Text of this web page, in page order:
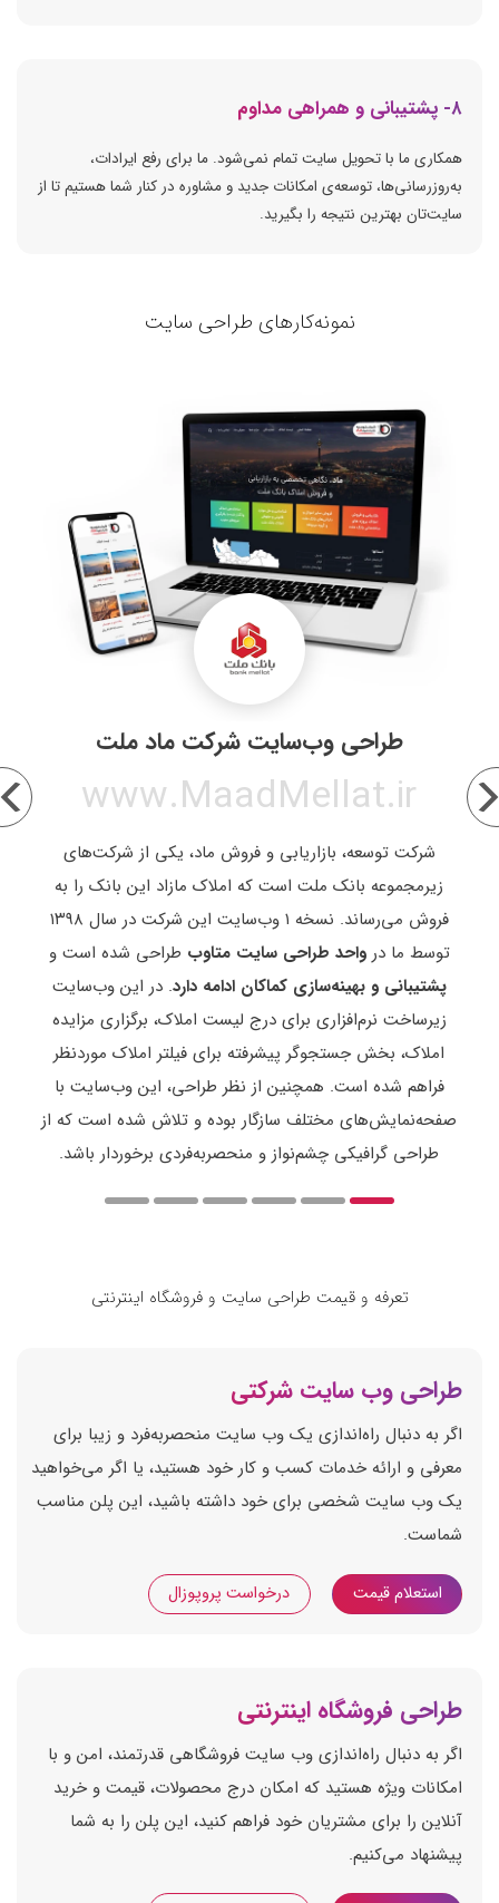
۸- پشتیبانی و همراهی مداوم
همکاری ما با تحویل سایت تمام نمی‌شود. ما برای رفع ایرادات،
به‌روزرسانی‌ها، توسعه‌ی امکانات جدید و مشاوره در کنار شما هستیم تا از
سایت‌تان بهترین نتیجه را بگیرید.
نمونه‌کارهای طراحی سایت
طراحی وب‌سایت شرکت ماد ملت
www.MaadMellat.ir
شرکت توسعه، بازاریابی و فروش ماد، یکی از شرکت‌های
زیرمجموعه بانک ملت است که املاک مازاد این بانک را به
فروش می‌رساند. نسخه ۱ وب‌سایت این شرکت در سال ۱۳۹۸
توسط ما درواحد طراحی سایت متاوب طراحی شده است و
پشتیبانی و بهینه‌سازی کماکان ادامه دارد. در این وب‌سایت
زیرساخت نرم‌افزاری برای درج لیست املاک، برگزاری مزایده
املاک، بخش جستجوگر پیشرفته برای فیلتر املاک موردنظر
فراهم شده است. همچنین از نظر طراحی، این وب‌سایت با
صفحه‌نمایش‌های مختلف سازگار بوده و تلاش شده است که از
طراحی گرافیکی چشم‌نواز و منحصربه‌فردی برخوردار باشد.
تعرفه و قیمت طراحی سایت و فروشگاه اینترنتی
طراحی وب سایت شرکتی
اگر به دنبال راه‌اندازی یک وب سایت منحصربه‌فرد و زیبا برای
معرفی و ارائه خدمات کسب و کار خود هستید، یا اگر می‌خواهید
یک وب سایت شخصی برای خود داشته باشید، این پلن مناسب
شماست.
استعلام قیمت درخواست پروپوزال
طراحی فروشگاه اینترنتی
اگر به دنبال راه‌اندازی وب سایت فروشگاهی قدرتمند، امن و با
امکانات ویژه هستید که امکان درج محصولات، قیمت و خرید
آنلاین را برای مشتریان خود فراهم کنید، این پلن را به شما
پیشنهاد می‌کنیم.